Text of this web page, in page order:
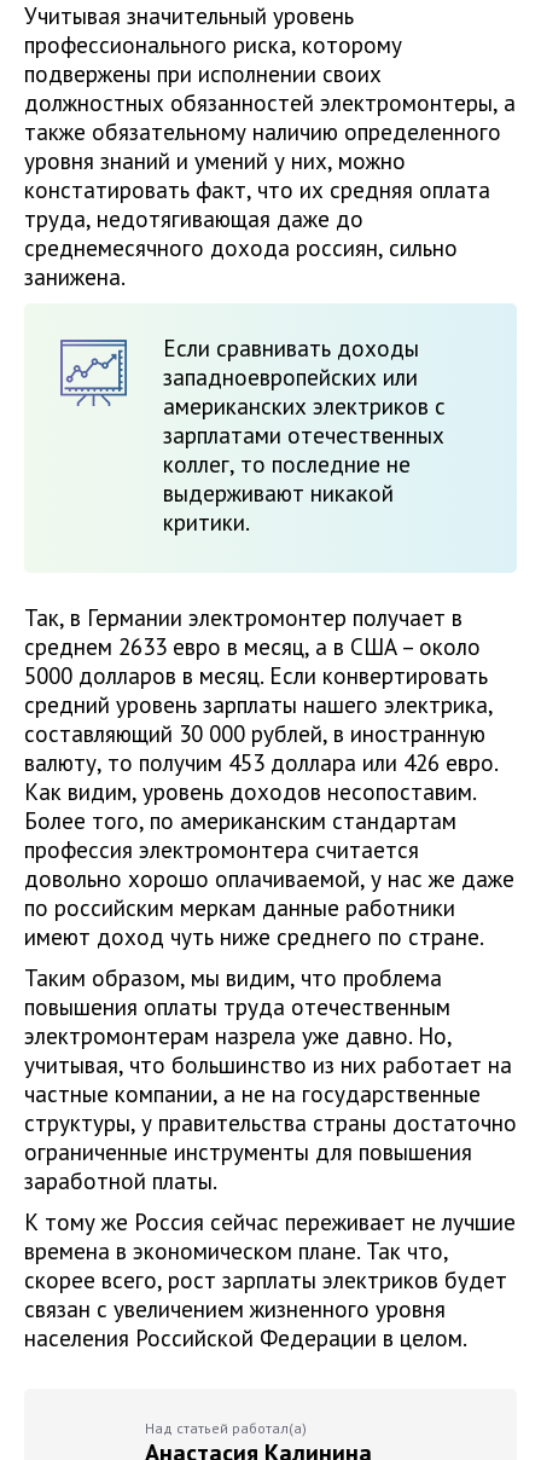
Учитывая значительный уровень
профессионального риска, которому
подвержены при исполнении своих
должностных обязанностей электромонтеры, а
также обязательному наличию определенного
уровня знаний и умений у них, можно
констатировать факт, что их средняя оплата
труда, недотягивающая даже до
среднемесячного дохода россиян, сильно
занижена.
Если сравнивать доходы
западноевропейских или
американских электриков с
зарплатами отечественных
коллег, то последние не
выдерживают никакой
критики.
Так, в Германии электромонтер получает в
среднем 2633 евро в месяц, а в США – около
5000 долларов в месяц. Если конвертировать
средний уровень зарплаты нашего электрика,
составляющий 30 000 рублей, в иностранную
валюту, то получим 453 доллара или 426 евро.
Как видим, уровень доходов несопоставим.
Более того, по американским стандартам
профессия электромонтера считается
довольно хорошо оплачиваемой, у нас же даже
по российским меркам данные работники
имеют доход чуть ниже среднего по стране.
Таким образом, мы видим, что проблема
повышения оплаты труда отечественным
электромонтерам назрела уже давно. Но,
учитывая, что большинство из них работает на
частные компании, а не на государственные
структуры, у правительства страны достаточно
ограниченные инструменты для повышения
заработной платы.
К тому же Россия сейчас переживает не лучшие
времена в экономическом плане. Так что,
скорее всего, рост зарплаты электриков будет
связан с увеличением жизненного уровня
населения Российской Федерации в целом.
Над статьей работал(а)
Анастасия Калинина